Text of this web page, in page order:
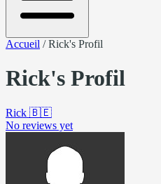
Accueil /Rick's Profil
Rick's Profil
Rick 🇧🇪
No reviews yet